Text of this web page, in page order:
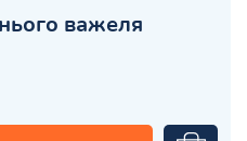
важеля